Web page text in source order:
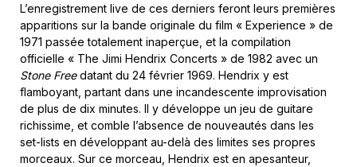
L’enregistrement live de ces derniers feront leurs premières
apparitions sur la bande originale du film « Experience » de
1971 passée totalement inaperçue, et la compilation
officielle « The Jimi Hendrix Concerts » de 1982 avec un
Stone Freedatant du 24 février 1969. Hendrix y est
flamboyant, partant dans une incandescente improvisation
de plus de dix minutes. Il y développe un jeu de guitare
richissime, et comble l’absence de nouveautés dans les
set-lists en développant au-delà des limites ses propres
morceaux. Sur ce morceau, Hendrix est en apesanteur,